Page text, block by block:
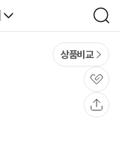
검
색
상품비교
관
심